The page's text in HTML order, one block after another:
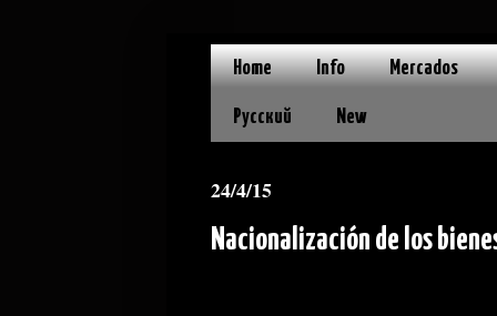
Home Info Mercados
Русский New
24/4/15
Nacionalización de los